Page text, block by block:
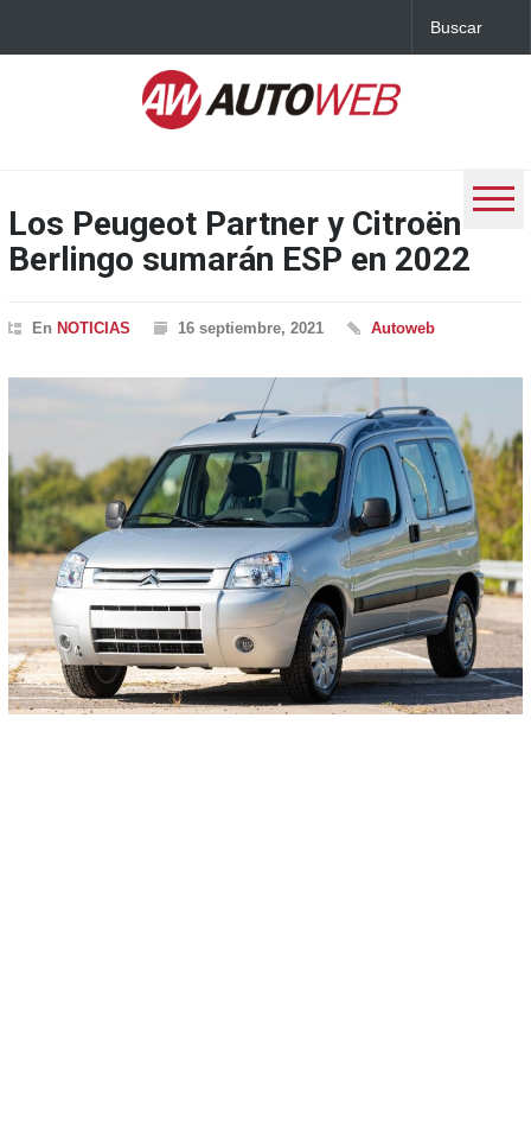
Los Peugeot Partner y Citroën
Berlingo sumarán ESP en 2022
En NOTICIAS 16 septiembre, 2021 Autoweb